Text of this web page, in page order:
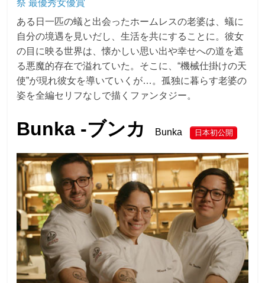
祭 最優秀女優賞
ある日一匹の蟻と出会ったホームレスの老婆は、蟻に
自分の境遇を見いだし、生活を共にすることに。彼女
の目に映る世界は、懐かしい思い出や幸せへの道を遮
る悪魔的存在で溢れていた。そこに、“機械仕掛けの天
使”が現れ彼女を導いていくが…。孤独に暮らす老婆の
姿を全編セリフなしで描くファンタジー。
Bunka -ブンカ Bunka 日本初公開